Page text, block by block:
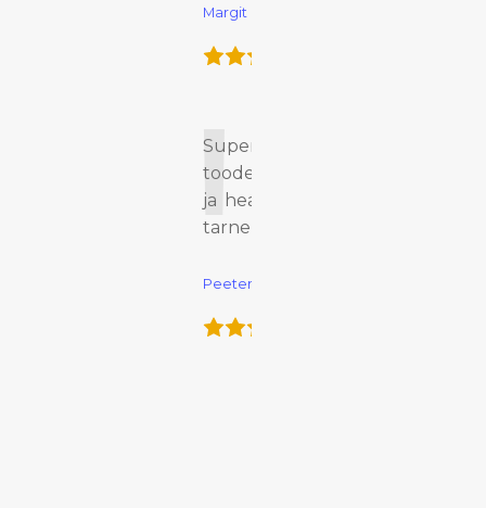
Margit
Super
toode
ja hea
tarne
Peeter